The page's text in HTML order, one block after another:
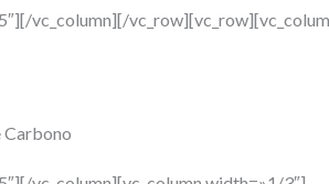
vc_column][/
Carbono